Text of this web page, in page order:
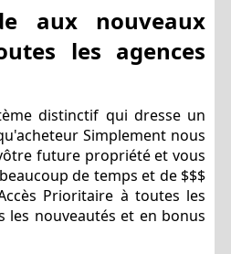
aux nouveaux
les agences
distinctif qui dresse un
Simplement nous
future propriété et vous
de temps et de $$$
Prioritaire à toutes les
nouveautés et en bonus